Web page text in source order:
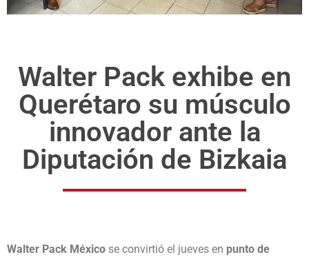
Walter Pack exhibe en
Querétaro su músculo
innovador ante la
Diputación de Bizkaia
Walter Pack México se convirtió el jueves en punto de